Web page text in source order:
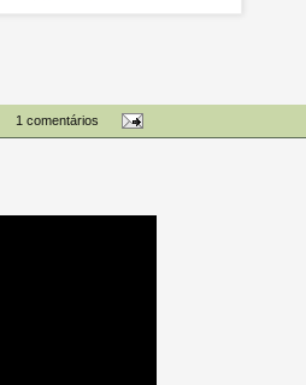
1 comentários